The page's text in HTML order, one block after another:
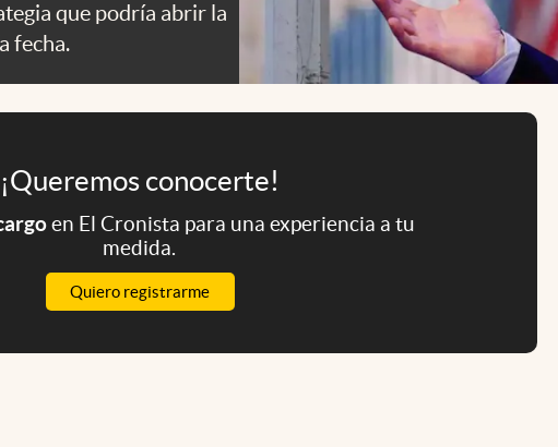
que podría abrir la
fecha.
¡Queremos conocerte!
en El Cronista para una experiencia a tu
medida.
Quiero registrarme